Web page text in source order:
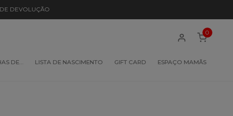
DEVOLUÇÃO
DE… LISTA DE NASCIMENTO GIFT CARD ESPAÇO MAMÃS
0